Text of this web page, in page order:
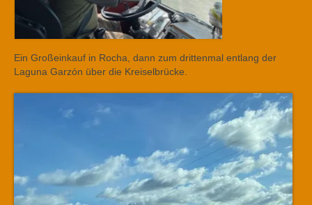
Ein Großeinkauf in Rocha, dann zum drittenmal entlang der
Laguna Garzón über die Kreiselbrücke.